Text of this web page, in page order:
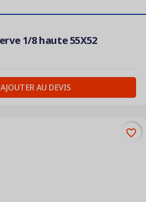
1/8 haute 55X52
AJOUTER AU DEVIS
favorite_border